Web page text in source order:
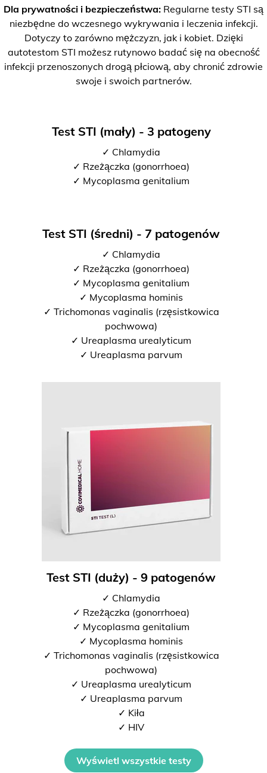
Dla prywatności i bezpieczeństwa: Regularne testy STI są
niezbędne do wczesnego wykrywania i leczenia infekcji.
Dotyczy to zarówno mężczyzn, jak i kobiet. Dzięki
autotestom STI możesz rutynowo badać się na obecność
infekcji przenoszonych drogą płciową, aby chronić zdrowie
swoje i swoich partnerów.
Test STI (mały) - 3 patogeny
✓ Chlamydia
✓ Rzeżączka (gonorrhoea)
✓ Mycoplasma genitalium
Test STI (średni) - 7 patogenów
✓ Chlamydia
✓ Rzeżączka (gonorrhoea)
✓ Mycoplasma genitalium
✓ Mycoplasma hominis
✓ Trichomonas vaginalis (rzęsistkowica
pochwowa)
✓ Ureaplasma urealyticum
✓ Ureaplasma parvum
Test STI (duży) - 9 patogenów
✓ Chlamydia
✓ Rzeżączka (gonorrhoea)
✓ Mycoplasma genitalium
✓ Mycoplasma hominis
✓ Trichomonas vaginalis (rzęsistkowica
pochwowa)
✓ Ureaplasma urealyticum
✓ Ureaplasma parvum
✓ Kiła
✓ HIV
Wyświetl wszystkie testy